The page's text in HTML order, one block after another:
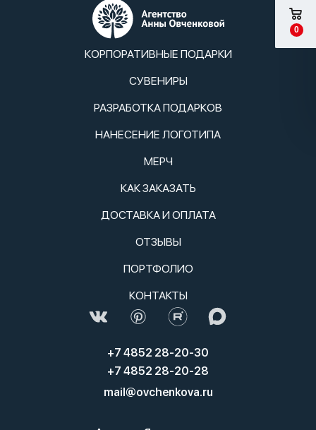
КОРПОРАТИВНЫЕ ПОДАРКИ
СУВЕНИРЫ
РАЗРАБОТКА ПОДАРКОВ
НАНЕСЕНИЕ ЛОГОТИПА
МЕРЧ
КАК ЗАКАЗАТЬ
ДОСТАВКА И ОПЛАТА
ОТЗЫВЫ
ПОРТФОЛИО
КОНТАКТЫ
+7 4852 28-20-30
+7 4852 28-20-28
mail@ovchenkova.ru
0